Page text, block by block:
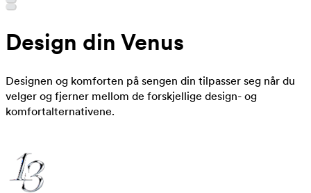
Design din Venus
Designen og komforten på sengen din tilpasser seg når du
velger og fjerner mellom de forskjellige design- og
komfortalternativene.